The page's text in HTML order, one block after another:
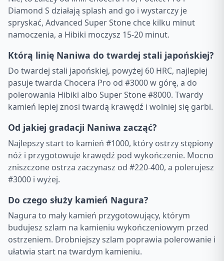
Diamond S działają splash and go i wystarczy je
spryskać, Advanced Super Stone chce kilku minut
namoczenia, a Hibiki moczysz 15-20 minut.
Którą linię Naniwa do twardej stali japońskiej?
Do twardej stali japońskiej, powyżej 60 HRC, najlepiej
pasuje twarda Chocera Pro od #3000 w górę, a do
polerowania Hibiki albo Super Stone #8000. Twardy
kamień lepiej znosi twardą krawędź i wolniej się garbi.
Od jakiej gradacji Naniwa zacząć?
Najlepszy start to kamień #1000, który ostrzy stępiony
nóż i przygotowuje krawędź pod wykończenie. Mocno
zniszczone ostrza zaczynasz od #220-400, a polerujesz
#3000 i wyżej.
Do czego służy kamień Nagura?
Nagura to mały kamień przygotowujący, którym
budujesz szlam na kamieniu wykończeniowym przed
ostrzeniem. Drobniejszy szlam poprawia polerowanie i
ułatwia start na twardym kamieniu.